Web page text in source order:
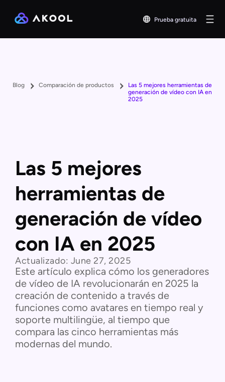
Prueba gratuita
Blog Comparación de productos
Las 5 mejores herramientas de
generación de vídeo con IA en
2025
Las 5 mejores
herramientas de
generación de vídeo
con IA en 2025
Actualizado: June 27, 2025
Este artículo explica cómo los generadores
de vídeo de IA revolucionarán en 2025 la
creación de contenido a través de
funciones como avatares en tiempo real y
soporte multilingüe, al tiempo que
compara las cinco herramientas más
modernas del mundo.